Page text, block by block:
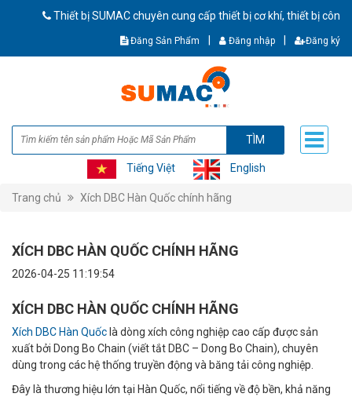
Thiết bị SUMAC chuyên cung cấp thiết bị cơ khí, thiết bị công
Đăng Sản Phẩm Đăng nhập Đăng ký
TÌM
Tiếng Việt English
Trang chủ Xích DBC Hàn Quốc chính hãng
XÍCH DBC HÀN QUỐC CHÍNH HÃNG
2026-04-25 11:19:54
XÍCH DBC HÀN QUỐC CHÍNH HÃNG
Xích DBC Hàn Quốc là dòng xích công nghiệp cao cấp được sản
xuất bởi Dong Bo Chain (viết tắt DBC – Dong Bo Chain), chuyên
dùng trong các hệ thống truyền động và băng tải công nghiệp.
Đây là thương hiệu lớn tại Hàn Quốc, nổi tiếng về độ bền, khả năng